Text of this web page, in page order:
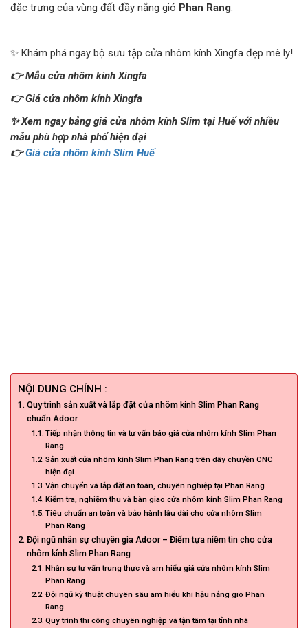
đặc trưng của vùng đất đầy nắng gió Phan Rang.
✨ Khám phá ngay bộ sưu tập cửa nhôm kính Xingfa đẹp mê ly!
👉 Mẫu cửa nhôm kính Xingfa
👉 Giá cửa nhôm kính Xingfa
✨ Xem ngay bảng giá cửa nhôm kính Slim tại Huế với nhiều
mẫu phù hợp nhà phố hiện đại
👉Giá cửa nhôm kính Slim Huế
NỘI DUNG CHÍNH :
Quy trình sản xuất và lắp đặt cửa nhôm kính Slim Phan Rang
chuẩn Adoor
Tiếp nhận thông tin và tư vấn báo giá cửa nhôm kính Slim Phan
Rang
Sản xuất cửa nhôm kính Slim Phan Rang trên dây chuyền CNC
hiện đại
Vận chuyển và lắp đặt an toàn, chuyên nghiệp tại Phan Rang
Kiểm tra, nghiệm thu và bàn giao cửa nhôm kính Slim Phan Rang
Tiêu chuẩn an toàn và bảo hành lâu dài cho cửa nhôm Slim
Phan Rang
Đội ngũ nhân sự chuyên gia Adoor – Điểm tựa niềm tin cho cửa
nhôm kính Slim Phan Rang
Nhân sự tư vấn trung thực và am hiểu giá cửa nhôm kính Slim
Phan Rang
Đội ngũ kỹ thuật chuyên sâu am hiểu khí hậu nắng gió Phan
Rang
Quy trình thi công chuyên nghiệp và tận tâm tại tỉnh nhà